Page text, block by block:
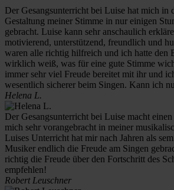
Der Gesangsunterricht bei Luise hat mich in
Gestaltung meiner Stimme in nur einigen
gebracht. Luise kann sehr anschaulich
motivierend, unterstützend, freundlich und
waren alle richtig hilfreich und ich hatte den
wirklich weiß, was für eine gute Stimme
immer sehr viel Freude bereitet mit ihr und
wesentlich sicherer beim Singen. Kann ich
Helena L.
Der Gesangsunterricht bei Luise macht
mich sehr vorangebracht in meiner
Luises Unterricht hat mir nach Jahren als
Musiker endlich die Freude am Singen
richtig die Freude über den Fortschritt des
empfehlen!
Robert Leuschner